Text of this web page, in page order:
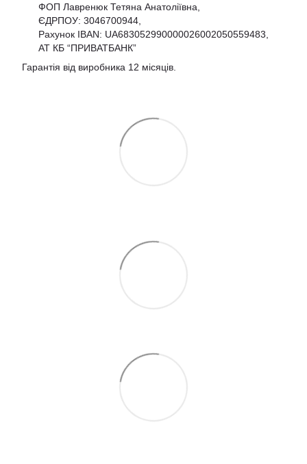
ФОП Лавренюк Тетяна Анатоліївна,
ЄДРПОУ: 3046700944
Рахунок IBAN: UA683052990000026002050559483,
АТ КБ “ПРИВАТБАНК”
Гарантія від виробника 12 місяців.